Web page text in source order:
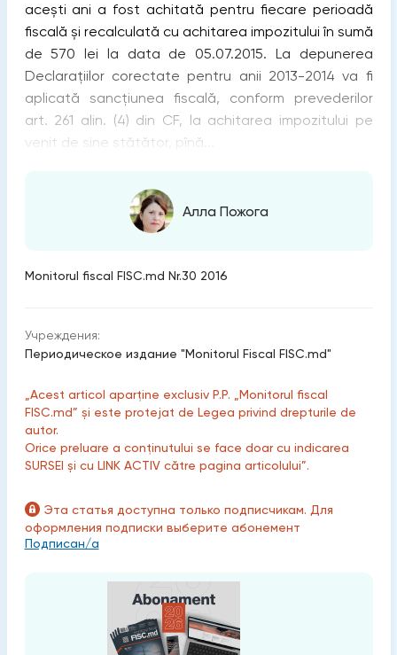
acești ani a fost achitată pentru fiecare perioadă
fiscală și recalculată cu achitarea impozitului în sumă
de 570 lei la data de 05.07.2015. La depunerea
Declarațiilor corectate pentru anii 2013-2014 va fi
aplicată sancțiunea fiscală, conform prevederilor
art. 261 alin. (4) din CF, la achitarea impozitului pe
venit de sine stătător, pînă...
Алла Пожога
Monitorul fiscal FISC.md Nr.30 2016
Учреждения:
Периодическое издание "Monitorul Fiscal FISC.md"
„Acest articol aparține exclusiv P.P. „Monitorul fiscal
FISC.md” și este protejat de Legea privind drepturile de
autor.
Orice preluare a conținutului se face doar cu indicarea
SURSEI și cu LINK ACTIV către pagina articolului”.
Эта статья доступна только подписчикам. Для
оформления подписки выберите абонемент
Подписан/а